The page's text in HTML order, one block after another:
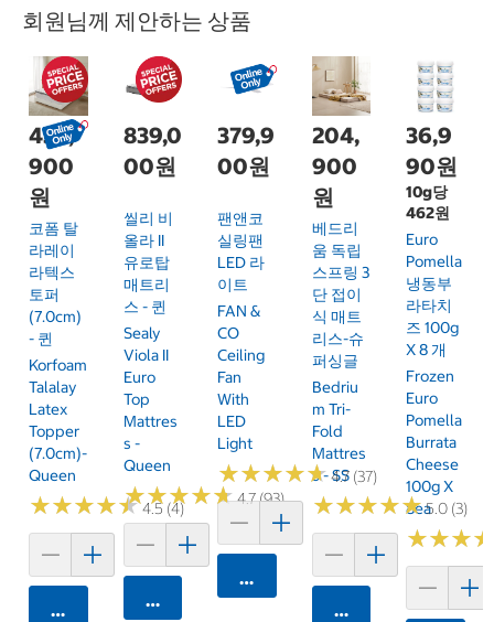
회원님께 제안하는 상품
439,
900
원
코폼 탈
라레이
라텍스
토퍼
(7.0cm)
- 퀸
Korfoam
Talalay
Latex
Topper
(7.0cm)-
Queen
★★★★★
★★★★★4.5 (4)
카트에 담기
839,0
00원
씰리 비
올라 II
유로탑
매트리
스 - 퀸
Sealy
Viola II
Euro
Top
Mattres
S -
Queen
★★★★★
★★★★★4.7 (93)
카트에 담기
379,9
00원
팬앤코
실링팬
LED 라
이트
FAN &
CO
Ceiling
Fan
With
LED
Light
★★★★★
★★★★★4.7 (37)
카트에 담기
204,
900
원
베드리
움 독립
스프링 3
단 접이
식 매트
리스-슈
퍼싱글
Bedriu
M Tri-
Fold
Mattres
S - SS
★★★★★
★★★★★5.0 (3)
카트에 담기
36,9
90원
10g당
462원
Euro
Pomella
냉동부
라타치
즈 100g
X 8 개
Frozen
Euro
Pomella
Burrata
Cheese
100g X
8ea
★★★
★★★